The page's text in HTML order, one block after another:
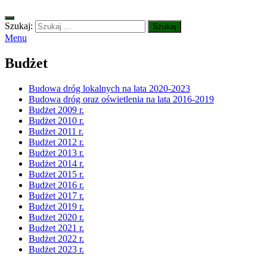
Szukaj:
Menu
Budżet
Budowa dróg lokalnych na lata 2020-2023
Budowa dróg oraz oświetlenia na lata 2016-2019
Budżet 2009 r.
Budżet 2010 r.
Budżet 2011 r.
Budżet 2012 r.
Budżet 2013 r.
Budżet 2014 r.
Budżet 2015 r.
Budżet 2016 r.
Budżet 2017 r.
Budżet 2019 r.
Budżet 2020 r.
Budżet 2021 r.
Budżet 2022 r.
Budżet 2023 r.